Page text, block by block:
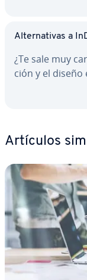
Al­te­r­na­ti­vas a
¿Te sale muy
ción y el
Artículos